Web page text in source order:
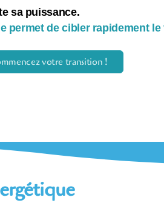
sa puissance.
permet de cibler rapidement
votre transition !